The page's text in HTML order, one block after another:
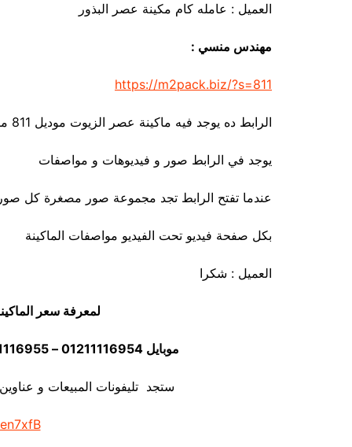
العميل : عامله كام مكينة عصر البذور
مهندس منسي :
https://m2pack.biz/?s=811
الرابط ده يوجد فيه ماكينة عصر الزيوت موديل 811 ماركة المهندس منسي التي نقوم بتوريدها
يوجد في الرابط صور و فيديوهات و مواصفات
عندما تفتح الرابط تجد مجموعة صور مصغرة كل
بكل صفحة فيديو تحت الفيديو مواصفات الماكينة
العميل : شكرا
لمعرفة سعر
موبايل 01211116954 – 01211116955 – 01211116956 – 01211116958
ستجد تليفونات المبيعات و